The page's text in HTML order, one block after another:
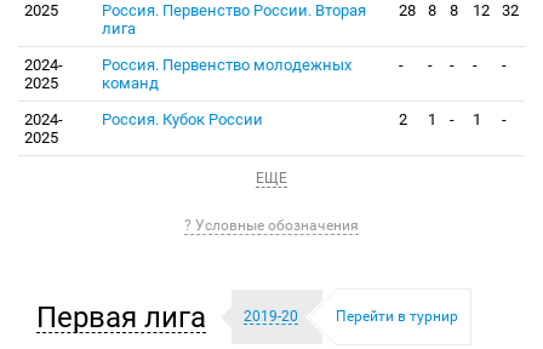
2025
Россия. Первенство России. Вторая
лига
28 8 8 12 32
2024-
2025
Россия. Первенство молодежных
команд
- - - - -
2024-
2025
Россия. Кубок России 2 1 - 1 -
ЕЩЕ
? Условные обозначения
Первая лига 2019-20 Перейти в турнир